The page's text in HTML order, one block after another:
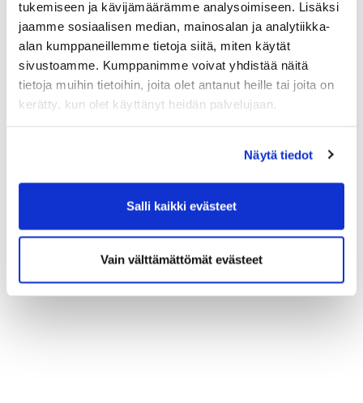
tukemiseen ja kävijämäärämme analysoimiseen. Lisäksi
jaamme sosiaalisen median, mainosalan ja analytiikka-
alan kumppaneillemme tietoja siitä, miten käytät
sivustoamme. Kumppanimme voivat yhdistää näitä
tietoja muihin tietoihin, joita olet antanut heille tai joita on
kerätty, kun olet käyttänyt heidän palvelujaan.
Näytä tiedot
Salli kaikki evästeet
Vain välttämättömät evästeet
(*) Tieto on pakollinen